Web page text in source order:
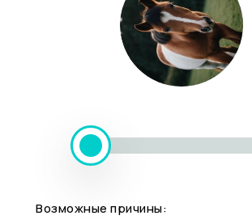
Возможные причины: